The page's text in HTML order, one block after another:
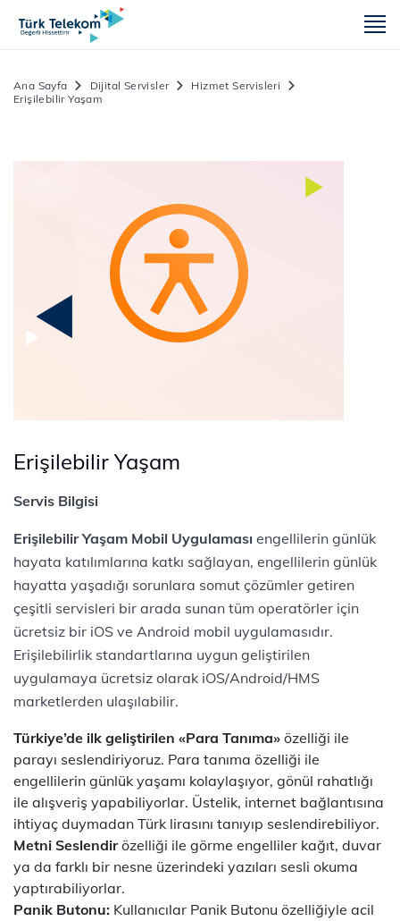
Ana Sayfa Dijital Servisler
Hizmet Servisleri
Erişilebilir Yaşam
Erişilebilir Yaşam
Servis Bilgisi
Erişilebilir Yaşam Mobil Uygulaması engellilerin günlük
hayata katılımlarına katkı sağlayan, engellilerin günlük
hayatta yaşadığı sorunlara somut çözümler getiren
çeşitli servisleri bir arada sunan tüm operatörler için
ücretsiz bir iOS ve Android mobil uygulamasıdır.
Erişilebilirlik standartlarına uygun geliştirilen
uygulamaya ücretsiz olarak iOS/Android/HMS
marketlerden ulaşılabilir.
Türkiye’de ilk geliştirilen «Para Tanıma» özelliği ile
parayı seslendiriyoruz. Para tanıma özelliği ile
engellilerin günlük yaşamı kolaylaşıyor, gönül rahatlığı
ile alışveriş yapabiliyorlar. Üstelik, internet bağlantısına
ihtiyaç duymadan Türk lirasını tanıyıp seslendirebiliyor.
Metni Seslendirözelliği ile görme engelliler kağıt, duvar
ya da farklı bir nesne üzerindeki yazıları sesli okuma
yaptırabiliyorlar.
Panik Butonu: Kullanıcılar Panik Butonu özelliğiyle acil